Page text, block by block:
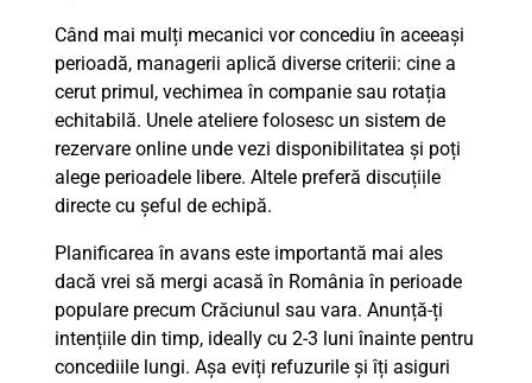
Când mai mulți mecanici vor concediu în aceeași
perioadă, managerii aplică diverse criterii: cine a
cerut primul, vechimea în companie sau rotația
echitabilă. Unele ateliere folosesc un sistem de
rezervare online unde vezi disponibilitatea și poți
alege perioadele libere. Altele preferă discuțiile
directe cu șeful de echipă.
Planificarea în avans este importantă mai ales
dacă vrei să mergi acasă în România în perioade
populare precum Crăciunul sau vara. Anunță-ți
intențiile din timp, ideally cu 2-3 luni înainte pentru
concediile lungi. Așa eviți refuzurile și îți asiguri